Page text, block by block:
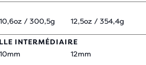
10,6oz / 300,5g 12,5oz / 354,4g
INTERMÉDIAIRE
10mm 12mm